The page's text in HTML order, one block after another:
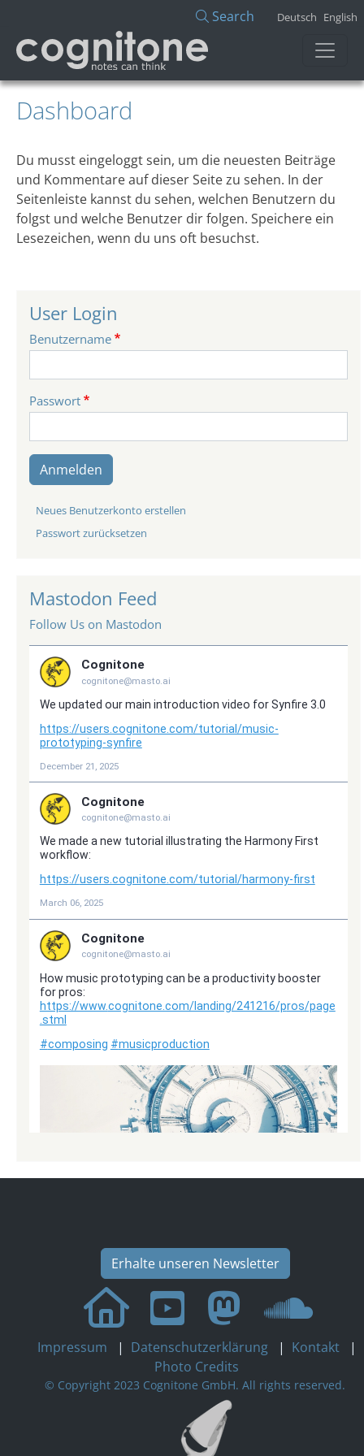
Search Deutsch English
Dashboard
Du musst eingeloggt sein, um die neuesten Beiträge
und Kommentare auf dieser Seite zu sehen. In der
Seitenleiste kannst du sehen, welchen Benutzern du
folgst und welche Benutzer dir folgen. Speichere ein
Lesezeichen, wenn du uns oft besuchst.
User Login
Benutzername
Passwort
Anmelden
Neues Benutzerkonto erstellen
Passwort zurücksetzen
Mastodon Feed
Follow Us on Mastodon
Erhalte unseren Newsletter
Impressum | Datenschutzerklärung | Kontakt
|
Photo Credits
© Copyright 2023 Cognitone GmbH. All rights reserved.